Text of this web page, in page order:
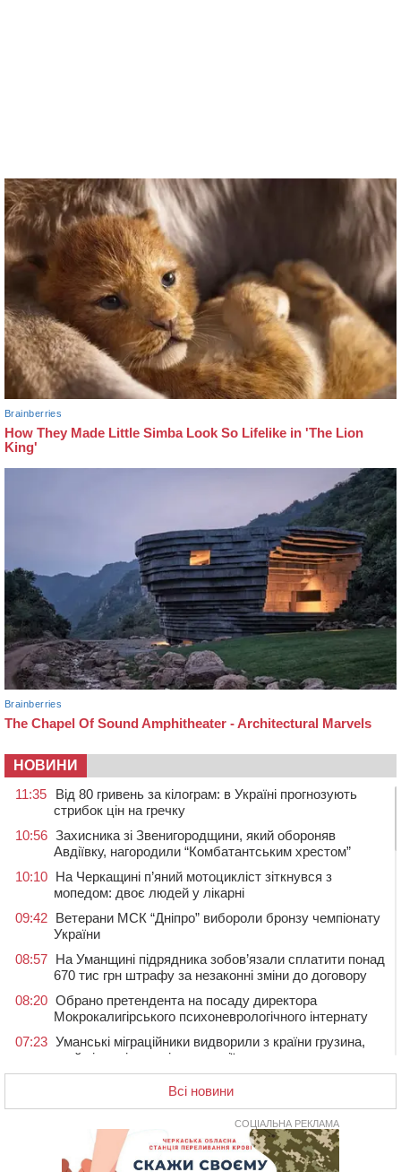
НОВИНИ
11:35
Від 80 гривень за кілограм: в Україні прогнозують
стрибок цін на гречку
10:56 Захисника зі Звенигородщини, який обороняв
Авдіївку, нагородили “Комбатантським хрестом”
10:10 На Черкащині п’яний мотоцикліст зіткнувся з
мопедом: двоє людей у лікарні
09:42 Ветерани МСК “Дніпро” вибороли бронзу чемпіонату
України
08:57 На Уманщині підрядника зобов’язали сплатити понад
670 тис грн штрафу за незаконні зміни до договору
08:20 Обрано претендента на посаду директора
Мокрокалигірського психоневрологічного інтернату
07:23 Уманські міграційники видворили з країни грузина,
який відсидів термін у колонії
05 СЕРПНЯ 2026, СЕРЕДА
20:28 Наступні два дні на Черкащині прогнозують пік
Проєкт просторового розвитку Корсунь-
Шевченківської громади рекомендували до
Всі новини
СОЦІАЛЬНА РЕКЛАМА